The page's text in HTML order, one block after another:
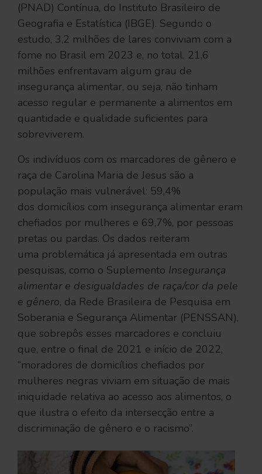
(PNAD) Contínua, do Instituto Brasileiro de
Geografia e Estatística (IBGE). Segundo o
estudo, 3,2 milhões de lares conviviam com a
fome no Brasil em 2023 e, no total, 21,6
milhões enfrentavam algum grau de
insegurança alimentar, ou seja, não tinham
acesso regular e permanente a alimentos em
quantidade e qualidade suficientes para
sobreviverem.
Os indivíduos com os marcadores de gênero e
raça de Carolina Maria de Jesus são a
população mais vulnerável: 59,4%
dos domicílios com insegurança alimentar eram
chefiados por mulheres e 69,7%, por pessoas
pretas ou pardas. Os dados reiteram
uma problemática já apresentada em outras
pesquisas, como o Suplemento Insegurança
alimentar e desigualdades de raça/cor da pele
e gênero, da Rede Brasileira de Pesquisa em
Soberania e Segurança Alimentar (PENSSAN),
que sobrepôs esses marcadores e concluiu
que, entre o final de 2021 e início de 2022,
“moradores de domicílios chefiados por
mulheres negras viviam em situação de mais
iniquidade relativa ao acesso aos alimentos, o
que ilustra o efeito da intersecção entre a
discriminação de gênero e o racismo”.